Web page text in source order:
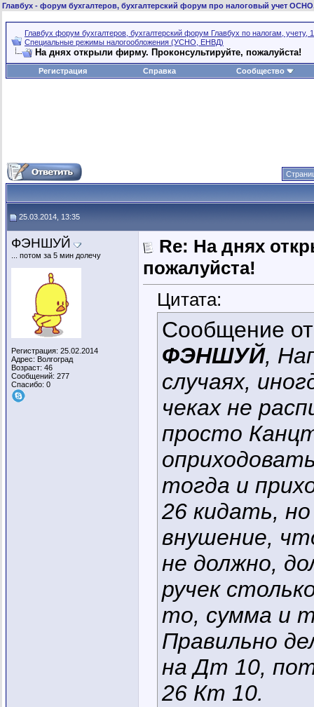
Главбух - форум бухгалтеров, бухгалтерский форум про налоговый учет
Главбух форум бухгалтеров, бухгалтерский форум Главбух по налогам, учету,
Специальные режимы налогообложения (УСНО, ЕНВД)
На днях открыли фирму. Проконсультируйте, пожалуйста!
Регистрация Справка Сообщество
25.03.2014, 13:35
ФЭНШУЙ
... потом за 5 мин долечу
Регистрация: 25.02.2014
Адрес: Волгоград
Возраст: 46
Сообщений: 277
Спасибо: 0
Re: На днях
пожалуйста!
Цитата:
Сообщение
ФЭНШУЙ,
случаях,
чеках не
просто
тогда и
26 кидать,
внушение,
не должно,
ручек
то, сумма и
Правильно
на Дт 10,
26 Кт 10.